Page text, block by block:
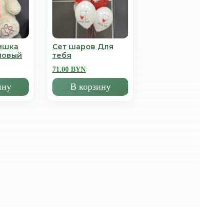
Сет шаров Для
тебя
71.00 BYN
В корзину